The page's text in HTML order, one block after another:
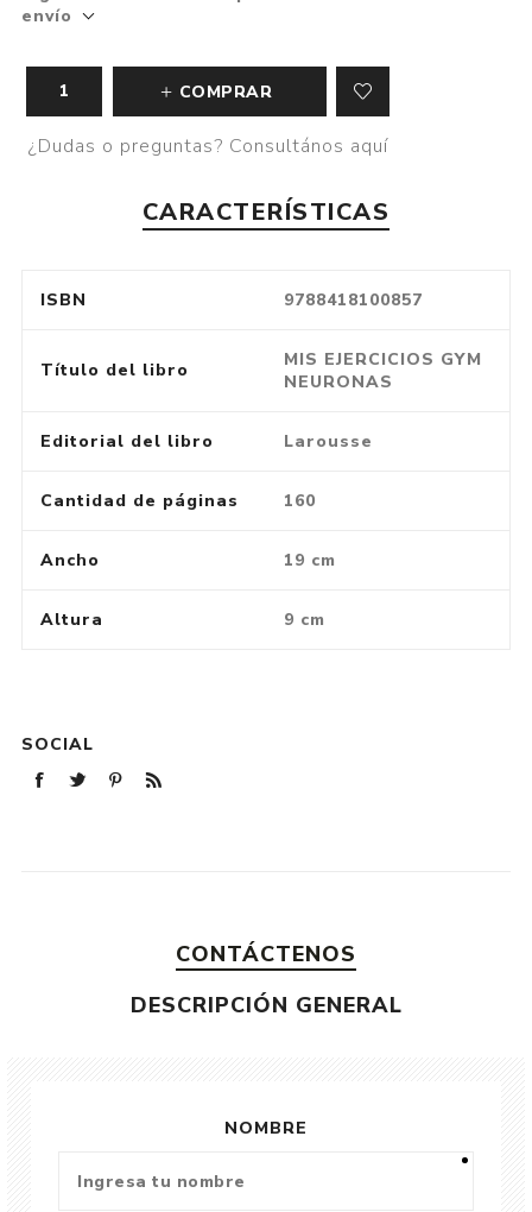
envío
COMPRAR
¿Dudas o preguntas? Consultános aquí
CARACTERÍSTICAS
ISBN 9788418100857
Título del libro
MIS EJERCICIOS GYM
NEURONAS
Editorial del libro Larousse
Cantidad de páginas 160
Ancho 19 cm
Altura 9 cm
SOCIAL
CONTÁCTENOS
DESCRIPCIÓN GENERAL
NOMBRE